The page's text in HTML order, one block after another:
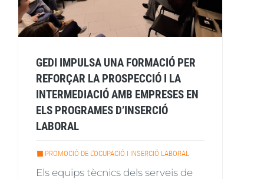
GEDI IMPULSA UNA FORMACIÓ PER
REFORÇAR LA PROSPECCIÓ I LA
INTERMEDIACIÓ AMB EMPRESES EN
ELS PROGRAMES D’INSERCIÓ
LABORAL
PROMOCIÓ DE L'OCUPACIÓ I INSERCIÓ LABORAL
Els equips tècnics dels serveis de